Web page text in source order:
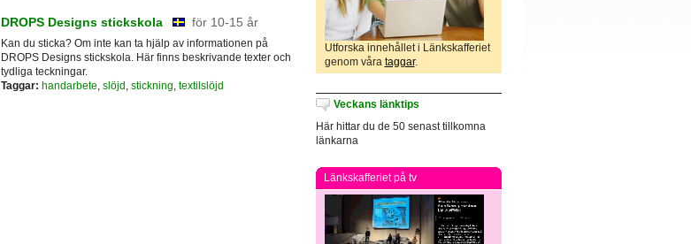
DROPS Designs stickskola för 10-15 år
Kan du sticka? Om inte kan ta hjälp av informationen på
DROPS Designs stickskola. Här finns beskrivande texter och
tydliga teckningar.
Taggar: handarbete, slöjd , stickning, textilslöjd
Utforska innehållet i Länkskafferiet
genom våra taggar.
Veckans länktips
Här hittar du de 50 senast tillkomna
länkarna
Länkskafferiet på tv